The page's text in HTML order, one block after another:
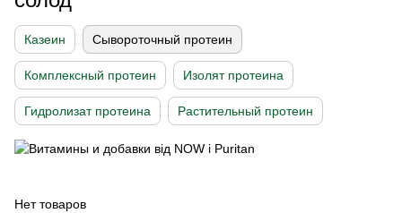
Казеин Сывороточный протеин
Комплексный протеин Изолят протеина
Гидролизат протеина Растительный протеин
Нет товаров